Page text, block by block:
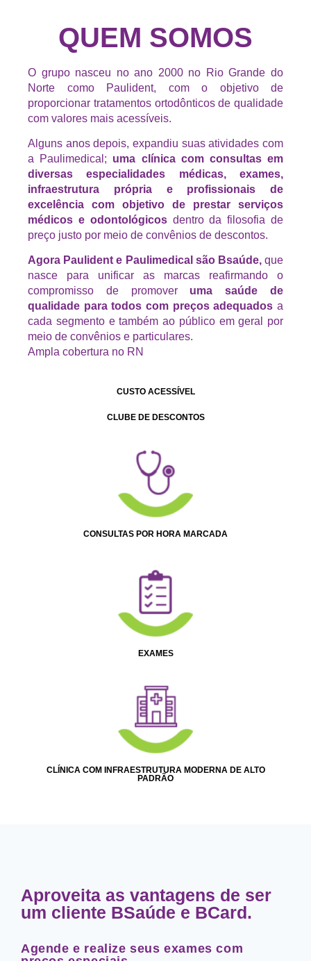
QUEM SOMOS
O grupo nasceu no ano 2000 no Rio Grande do
Norte como Paulident, com o objetivo de
proporcionar tratamentos ortodônticos de qualidade
com valores mais acessíveis.
Alguns anos depois, expandiu suas atividades com
a Paulimedical; uma clínica com consultas em
diversas especialidades médicas, exames,
infraestrutura própria e profissionais de
excelência com objetivo de prestar serviços
médicos e odontológicosdentro da filosofia de
preço justo por meio de convênios de descontos.
Agora Paulident e Paulimedical são Bsaúde,que
nasce para unificar as marcas reafirmando o
compromisso de promover uma saúde de
qualidade para todos com preços adequados a
cada segmento e também ao público em geral por
meio de convênios e particulares.
Ampla cobertura no RN
CUSTO ACESSÍVEL
CLUBE DE DESCONTOS
CONSULTAS POR HORA MARCADA
EXAMES
CLÍNICA COM INFRAESTRUTURA MODERNA DE ALTO
PADRÃO
Aproveita as vantagens de ser
um cliente BSaúde e BCard.
Agende e realize seus exames com